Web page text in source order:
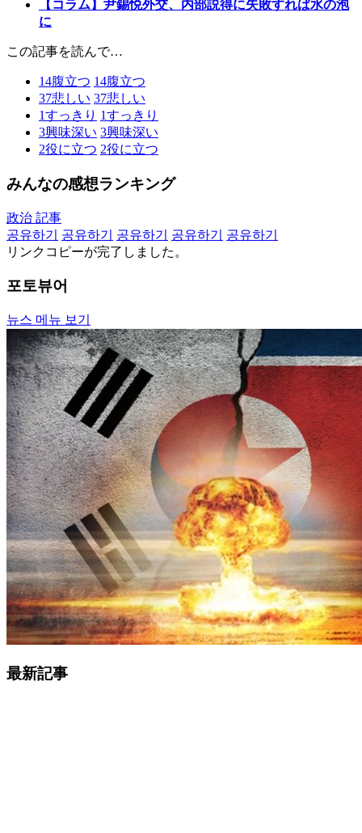
【コラム】尹錫悦外交、内部説得に失敗すれば水の泡
に
この記事を読んで…
14腹立つ 14腹立つ
37悲しい 37悲しい
1すっきり 1すっきり
3興味深い 3興味深い
2役に立つ 2役に立つ
みんなの感想ランキング
政治 記事
공유하기
공유하기 공유하기 공유하기
공유하기
リンクコピーが完了しました。
포토뷰어
뉴스 메뉴 보기
最新記事